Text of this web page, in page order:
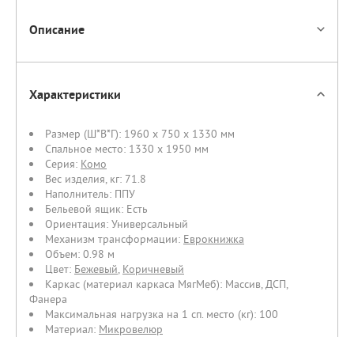
Описание
Характеристики
Размер (Ш*В*Г): 1960 x 750 x 1330 мм
Спальное место: 1330 х 1950 мм
Серия: Комо
Вес изделия, кг: 71.8
Наполнитель: ППУ
Бельевой ящик: Есть
Ориентация: Универсальный
Механизм трансформации: Еврокнижка
Объем: 0.98 м
Цвет: Бежевый, Коричневый
Каркас (материал каркаса МягМеб): Массив,ДСП,
Фанера
Максимальная нагрузка на 1 сп. место (кг): 100
Материал: Микровелюр